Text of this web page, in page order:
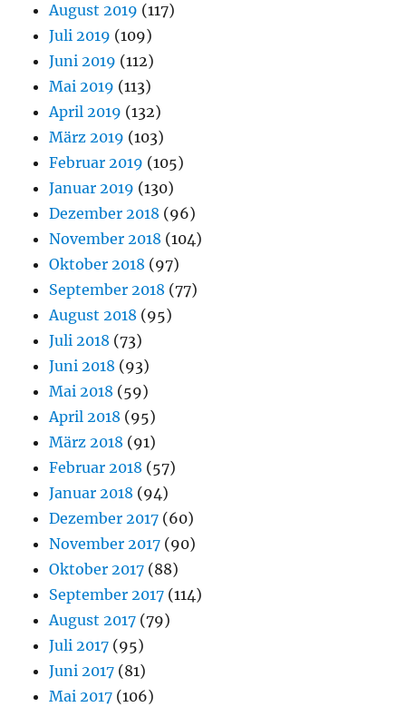
August 2019 (117)
Juli 2019 (109)
Juni 2019 (112)
Mai 2019 (113)
April 2019 (132)
März 2019 (103)
Februar 2019 (105)
Januar 2019 (130)
Dezember 2018 (96)
November 2018 (104)
Oktober 2018 (97)
September 2018 (77)
August 2018 (95)
Juli 2018 (73)
Juni 2018 (93)
Mai 2018 (59)
April 2018 (95)
März 2018 (91)
Februar 2018 (57)
Januar 2018 (94)
Dezember 2017 (60)
November 2017 (90)
Oktober 2017 (88)
September 2017 (114)
August 2017 (79)
Juli 2017 (95)
Juni 2017 (81)
Mai 2017 (106)